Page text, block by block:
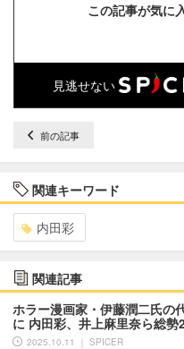
この記事が気に
見逃せない
前の記事
関連キーワード
内田彩
関連記事
ホラー漫画家・伊藤潤二氏の
に 内田彩、井上麻里奈ら総
2025.10.11 ｜ SPICER